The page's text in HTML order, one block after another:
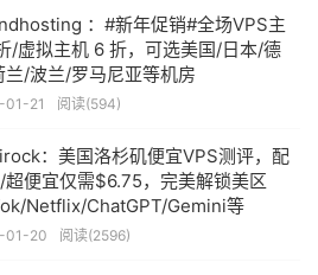
：#新年促销#全场VPS主
/虚拟主机 6 折，可选美国/日本/德
兰/波兰/罗马尼亚等机房
01-21 阅读(594)
：美国洛杉矶便宜VPS测评，配
超便宜仅需$6.75，完美解锁美区
Netflix/ChatGPT/Gemini等
01-20 阅读(2596)